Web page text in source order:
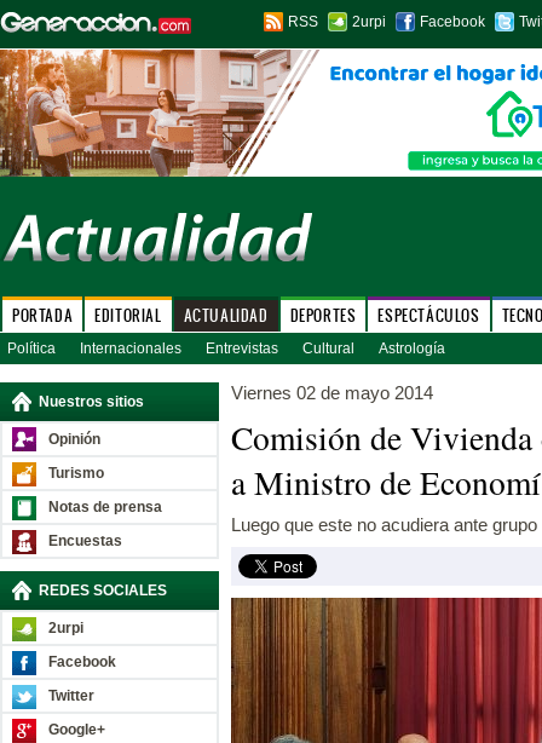
RSS 2urpi Facebook
PORTADA EDITORIAL ACTUALIDAD DEPORTES ESPECTÁCULOS
Política Internacionales Entrevistas Cultural Astrología
Nuestros sitios
Opinión
Turismo
Notas de prensa
Encuestas
REDES SOCIALES
2urpi
Facebook
Twitter
Google+
Viernes 02 de mayo 2014
Comisión de Vivienda
a Ministro de
Luego que este no acudiera ante